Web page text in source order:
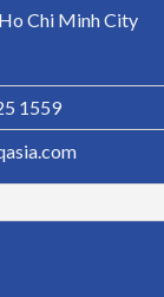
Chi Minh City
1559